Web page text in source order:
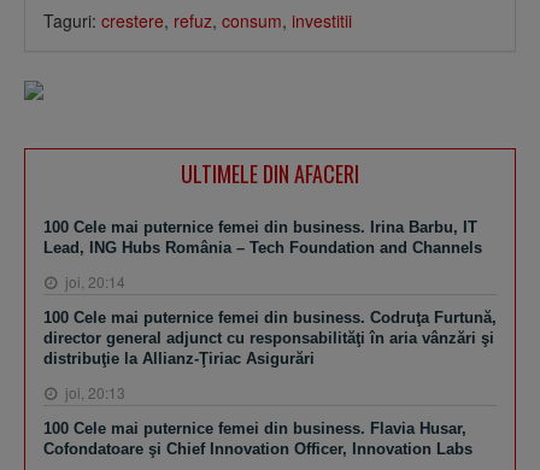
Taguri: crestere, refuz, consum, investitii
ULTIMELE DIN AFACERI
100 Cele mai puternice femei din business. Irina Barbu, IT
Lead, ING Hubs România – Tech Foundation and Channels
joi, 20:14
100 Cele mai puternice femei din business. Codruţa Furtună,
director general adjunct cu responsabilităţi în aria vânzări şi
distribuţie la Allianz-Ţiriac Asigurări
joi, 20:13
100 Cele mai puternice femei din business. Flavia Husar,
Cofondatoare şi Chief Innovation Officer, Innovation Labs